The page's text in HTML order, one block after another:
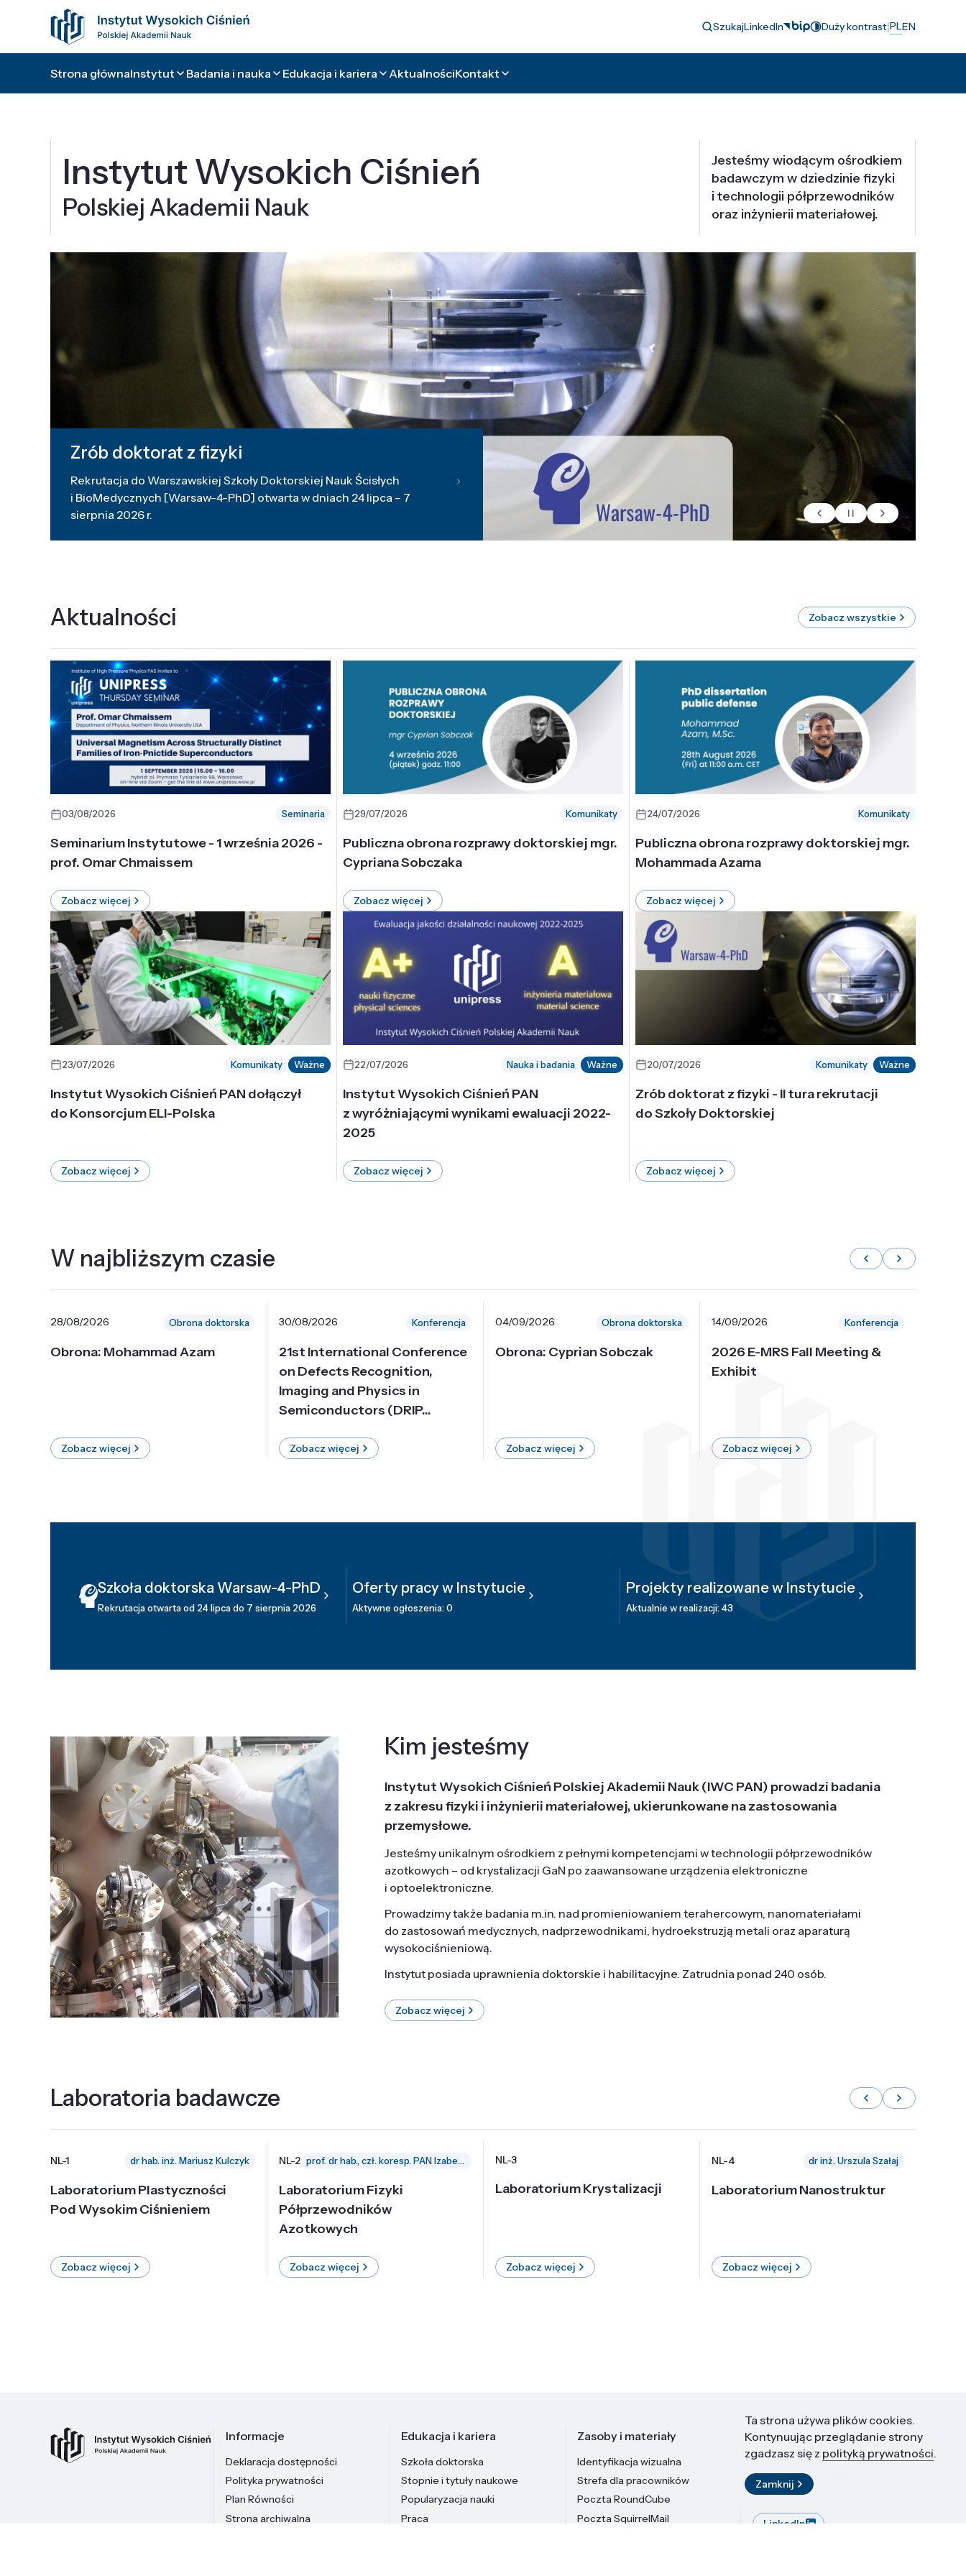
SzukajLinkedIn Duży kontrast|PLEN
Strona głównaInstytut Badania i nauka Edukacja i kariera AktualnościKontakt
Instytut Wysokich Ciśnień
Polskiej Akademii Nauk
Jesteśmy wiodącym ośrodkiem
badawczym w dziedzinie fizyki
i technologii półprzewodników
oraz inżynierii materiałowej.
Zrób doktorat z fizyki
Rekrutacja do Warszawskiej Szkoły Doktorskiej Nauk Ścisłych
i BioMedycznych [Warsaw-4-PhD] otwarta w dniach 24 lipca – 7
sierpnia 2026 r.
Aktualności Zobacz wszystkie
03/08/2026 Seminaria
Seminarium Instytutowe - 1 września 2026 -
prof. Omar Chmaissem
Zobacz więcej
29/07/2026 Komunikaty
Publiczna obrona rozprawy doktorskiej mgr.
Cypriana Sobczaka
Zobacz więcej
24/07/2026 Komunikaty
Publiczna obrona rozprawy doktorskiej mgr.
Mohammada Azama
Zobacz więcej
23/07/2026 Komunikaty Ważne
Instytut Wysokich Ciśnień PAN dołączył
do Konsorcjum ELI-Polska
Zobacz więcej
22/07/2026 Nauka i badania Ważne
Instytut Wysokich Ciśnień PAN
z wyróżniającymi wynikami ewaluacji 2022-
2025
Zobacz więcej
20/07/2026 Komunikaty Ważne
Zrób doktorat z fizyki - II tura rekrutacji
do Szkoły Doktorskiej
Zobacz więcej
W najbliższym czasie
28/08/2026 Obrona doktorska
Obrona: Mohammad Azam
Zobacz więcej
30/08/2026 Konferencja
21st International Conference
on Defects Recognition,
Imaging and Physics in
Semiconductors (DRIP...
Zobacz więcej
04/09/2026 Obrona doktorska
Obrona: Cyprian Sobczak
Zobacz więcej
14/09/2026 Konferencja
2026 E-MRS Fall Meeting &
Exhibit
Zobacz więcej
Szkoła doktorska Warsaw-4-PhD
Rekrutacja otwarta od 24 lipca do 7 sierpnia 2026
Oferty pracy w Instytucie
Aktywne ogłoszenia: 0
Projekty realizowane w Instytucie
Aktualnie w realizacji: 43
Kim jesteśmy
Instytut Wysokich Ciśnień Polskiej Akademii Nauk (IWC PAN) prowadzi badania
z zakresu fizyki i inżynierii materiałowej, ukierunkowane na zastosowania
przemysłowe.
Jesteśmy unikalnym ośrodkiem z pełnymi kompetencjami w technologii półprzewodników
azotkowych – od krystalizacji GaN po zaawansowane urządzenia elektroniczne
i optoelektroniczne.
Prowadzimy także badania m.in. nad promieniowaniem terahercowym, nanomateriałami
do zastosowań medycznych, nadprzewodnikami, hydroekstruzją metali oraz aparaturą
wysokociśnieniową.
Instytut posiada uprawnienia doktorskie i habilitacyjne. Zatrudnia ponad 240 osób.
Zobacz więcej
Laboratoria badawcze
NL-1 dr hab. inż. Mariusz Kulczyk
Laboratorium Plastyczności
Pod Wysokim Ciśnieniem
Zobacz więcej
NL-2 prof. dr hab., czł. koresp. PAN Izabella Grzegory
Laboratorium Fizyki
Półprzewodników
Azotkowych
Zobacz więcej
NL-3
Laboratorium Krystalizacji
Zobacz więcej
NL-4 dr inż. Urszula Szałaj
Laboratorium Nanostruktur
Zobacz więcej
Informacje
Deklaracja dostępności
Polityka prywatności
Plan Równości
Strona archiwalna
Edukacja i kariera
Szkoła doktorska
Stopnie i tytuły naukowe
Popularyzacja nauki
Praca
Zasoby i materiały
Identyfikacja wizualna
Strefa dla pracowników
Poczta RoundCube
Poczta SquirrelMail
Kontakt
Instytut Wysokich Ciśnień PAN
ul. Sokołowska 29/37
01-142 Warszawa
LinkedIn
Ta strona używa plików cookies.
Kontynuując przeglądanie strony
zgadzasz się z polityką prywatności.
Zamknij